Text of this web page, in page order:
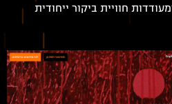
חוויית ביקור ייחודית